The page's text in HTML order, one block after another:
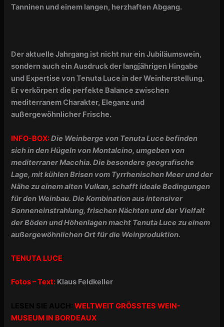
Tanninen und einem langen, herzhaften Abgang.
Der aktuelle Jahrgang ist nicht nur ein Jubiläumswein,
sondern auch ein Ausdruck der langjährigen Hingabe
und Expertise von Tenuta Luce in der Weinherstellung.
Er verkörpert die perfekte Balance zwischen
mediterranem Charakter, Eleganz und
außergewöhnlicher Frische.
INFO-BOX:Die Weinberge von Tenuta Luce befinden
sich in den Hügeln von Montalcino, umgeben von
mediterraner Macchia. Die besondere geografische
Lage, mit kühlen Brisen vom Tyrrhenischen Meer und der
Nähe zu einem alten Vulkan, schafft ideale Bedingungen
für den Weinbau. Die Kombination aus intensiver
Sonneneinstrahlung, frischen Nächten und der Vielfalt
der Böden und Höhenlagen macht Tenuta Luce zu einem
außergewöhnlichen Ort für die Weinproduktion.
TENUTA LUCE
Fotos – Text: Klaus Feldkeller
LESEN SIE AUCH:WELTWEIT GRÖSSTES WEIN-
MUSEUM IN BORDEAUX